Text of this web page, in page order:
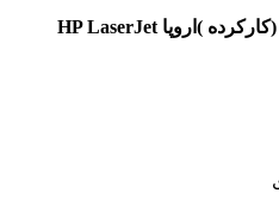
ویژگی های پرینتر لیزری استوک (کارکرده )اروپا HP LaserJet